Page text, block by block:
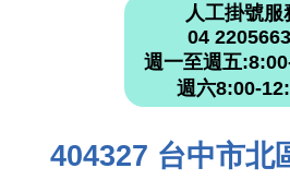
人工掛號服
04
週一至週五
週六8:00-
404327 台中市北